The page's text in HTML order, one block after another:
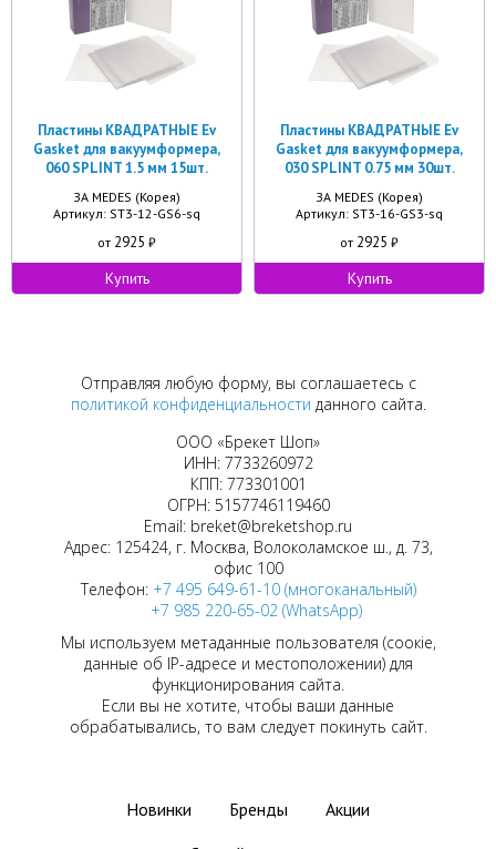
Пластины КВАДРАТНЫЕ Ev
Gasket для вакуумформера,
060 SPLINT 1.5 мм 15шт.
ЗА MEDES (Корея)
Артикул: ST3-12-GS6-sq
от 2925 ₽
Купить
Пластины КВАДРАТНЫЕ Ev
Gasket для вакуумформера,
030 SPLINT 0.75 мм 30шт.
ЗА MEDES (Корея)
Артикул: ST3-16-GS3-sq
от 2925 ₽
Купить
Отправляя любую форму, вы соглашаетесь с
политикой конфиденциальности данного сайта.
ООО «Брекет Шоп»
ИНН: 7733260972
КПП: 773301001
ОГРН: 5157746119460
Email: breket@breketshop.ru
Адрес: 125424, г. Москва, Волоколамское ш., д. 73,
офис 100
Телефон: +7 495 649-61-10 (многоканальный)
+7 985 220-65-02 (WhatsApp)
Мы используем метаданные пользователя (соокіе,
данные об IP-адресе и местоположении) для
функционирования сайта.
Если вы не хотите, чтобы ваши данные
обрабатывались, то вам следует покинуть сайт.
Новинки Бренды
Акции